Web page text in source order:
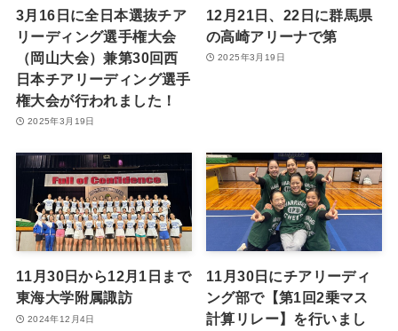
3月16日に全日本選抜チア
リーディング選手権大会
（岡山大会）兼第30回西
日本チアリーディング選手
権大会が行われました！
2025年3月19日
12月21日、22日に群馬県
の高崎アリーナで第
2025年3月19日
11月30日から12月1日まで
東海大学附属諏訪
2024年12月4日
11月30日にチアリーディ
ング部で【第1回2乗マス
計算リレー】を行いまし